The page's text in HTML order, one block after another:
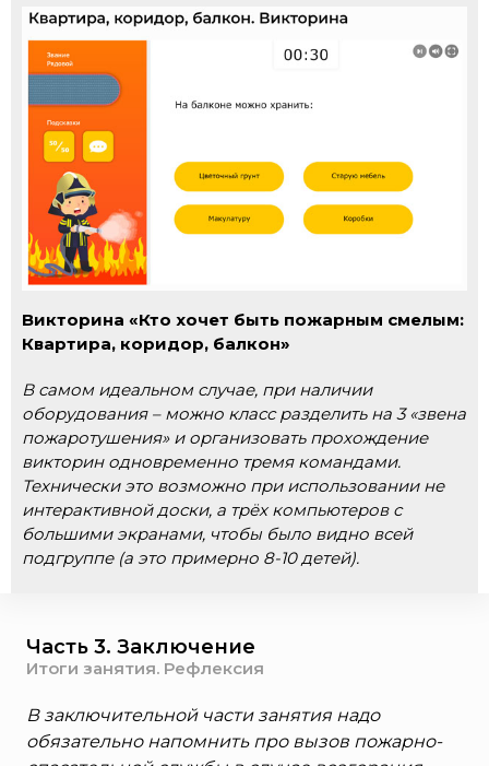
Викторина «Кто хочет быть пожарным смелым:
Квартира, коридор, балкон»
В самом идеальном случае, при наличии
оборудования – можно класс разделить на 3 «звена
пожаротушения» и организовать прохождение
викторин одновременно тремя командами.
Технически это возможно при использовании не
интерактивной доски, а трёх компьютеров с
большими экранами, чтобы было видно всей
подгруппе (а это примерно 8-10 детей).
Часть 3. Заключение
Итоги занятия. Рефлексия
В заключительной части занятия надо
обязательно напомнить про вызов пожарно-